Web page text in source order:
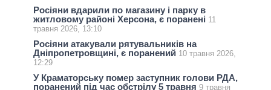
Росіяни вдарили по магазину і парку в
житловому районі Херсона, є поранені 11
травня 2026, 13:10
Росіяни атакували рятувальників на
Дніпропетровщині, є поранений 10 травня 2026,
12:29
У Краматорську помер заступник голови РДА,
поранений під час обстрілу 5 травня 9 травня